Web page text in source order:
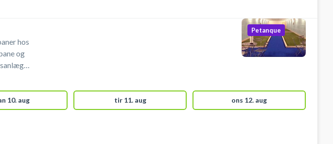
hos
og
Petanque
10. aug tir 11. aug ons 12. aug